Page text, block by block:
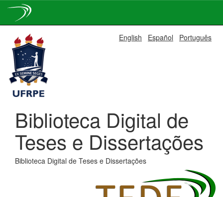
navigation
English Español Português
Biblioteca Digital de
Teses e Dissertações
Biblioteca Digital de Teses e Dissertações